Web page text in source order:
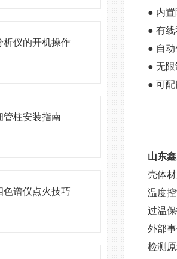
析仪的开机操作
管柱安装指南
色谱仪点火技巧
● 内
● 有
● 自
● 无
● 可
山东
壳体
温度
过温
外部
检测